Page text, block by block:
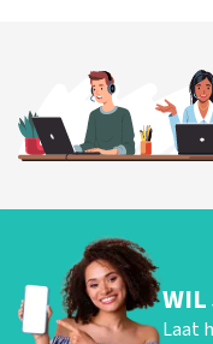
BESTEL
WIL
Laat